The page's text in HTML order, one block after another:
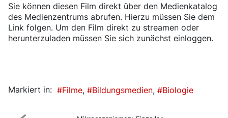
Sie können diesen Film direkt über den Medienkatalog
des Medienzentrums abrufen. Hierzu müssen Sie dem
Link folgen. Um den Film direkt zu streamen oder
herunterzuladen müssen Sie sich zunächst einloggen.
Markiert in: Filme Bildungsmedien Biologie